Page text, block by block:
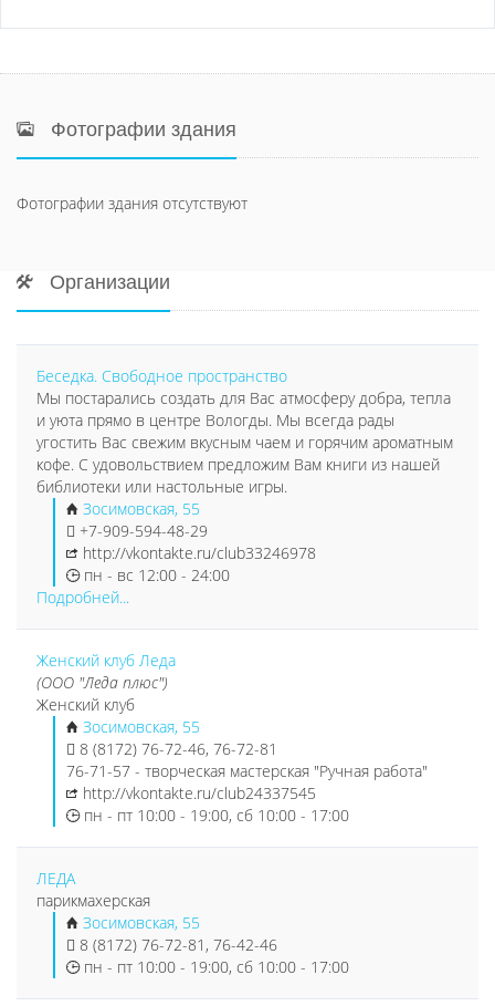
Фотографии здания
Фотографии здания отсутствуют
Организации
Беседка. Свободное пространство
Мы постарались создать для Вас атмосферу добра, тепла
и уюта прямо в центре Вологды. Мы всегда рады
угостить Вас свежим вкусным чаем и горячим ароматным
кофе. С удовольствием предложим Вам книги из нашей
библиотеки или настольные игры.
Зосимовская, 55
+7-909-594-48-29
http://vkontakte.ru/club33246978
пн - вс 12:00 - 24:00
Подробней...
Женский клуб Леда
(ООО "Леда плюс")
Женский клуб
Зосимовская, 55
8 (8172) 76-72-46, 76-72-81
76-71-57 - творческая мастерская "Ручная работа"
http://vkontakte.ru/club24337545
пн - пт 10:00 - 19:00, сб 10:00 - 17:00
ЛЕДА
парикмахерская
Зосимовская, 55
8 (8172) 76-72-81, 76-42-46
пн - пт 10:00 - 19:00, сб 10:00 - 17:00